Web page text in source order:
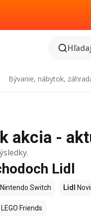
Bývanie, nábytok,
akcia -
Lidl
Nintendo Switch Lidl
LEGO Friends